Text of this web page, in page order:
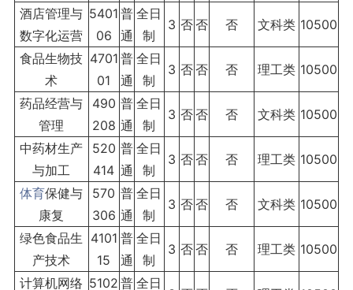
酒店管理与
数字化运营
5401
06
普
通
全日
制
3 否否 否 文科类 10500
食品生物技
术
4701
01
普
通
全日
制
3 否否 否 理工类 10500
药品经营与
管理
490
208
普
通
全日
制
3 否否 否 文科类 10500
中药材生产
与加工
520
414
普
通
全日
制
3 否否 否 理工类 10500
体育保健与
康复
570
306
普
通
全日
制
3 否否 否 文科类 10500
绿色食品生
产技术
4101
15
普
通
全日
制
3 否否 否 理工类 10500
计算机网络 5102 普 全日